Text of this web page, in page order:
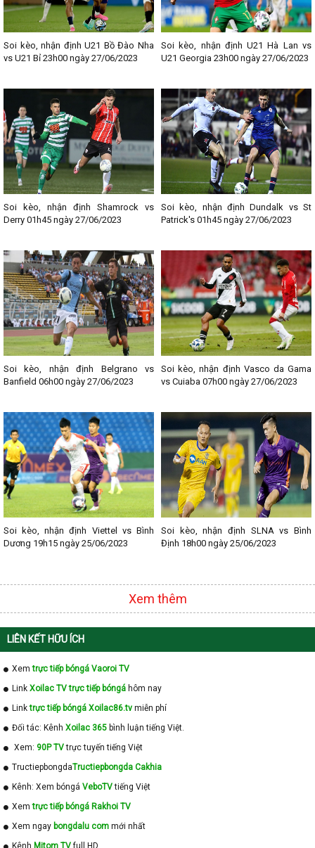
Soi kèo, nhận định U21 Bồ Đào Nha
vs U21 Bỉ 23h00 ngày 27/06/2023
Soi kèo, nhận định U21 Hà Lan vs
U21 Georgia 23h00 ngày 27/06/2023
Soi kèo, nhận định Shamrock vs
Derry 01h45 ngày 27/06/2023
Soi kèo, nhận định Dundalk vs St
Patrick's 01h45 ngày 27/06/2023
Soi kèo, nhận định Belgrano vs
Banfield 06h00 ngày 27/06/2023
Soi kèo, nhận định Vasco da Gama
vs Cuiaba 07h00 ngày 27/06/2023
Soi kèo, nhận định Viettel vs Bình
Dương 19h15 ngày 25/06/2023
Soi kèo, nhận định SLNA vs Bình
Định 18h00 ngày 25/06/2023
Xem thêm
LIÊN KẾT HỮU ÍCH
Xemtrực tiếp bóngá Vaoroi TV
Link Xoilac TV trực tiếp bóngá hôm nay
Linktrực tiếp bóngá Xoilac86.tv miễn phí
Đối tác: Kênh Xoilac 365 bình luận tiếng Việt.
Xem: 90P TVtrực tuyến tiếng Việt
TructiepbongdaTructiepbongda Cakhia
Kênh: Xem bóngá VeboTVtiếng Việt
Xemtrực tiếp bóngá Rakhoi TV
Xem ngay bongdalu com mới nhất
Kênh Mitom TVfull HD